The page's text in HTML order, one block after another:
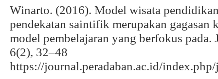
Winarto. (2016). Model wisata
pendekatan saintifik merupakan gagasan
model pembelajaran yang berfokus
6(2), 32–48
https://journal.peradaban.ac.id/